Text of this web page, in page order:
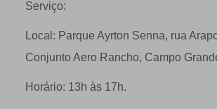
Serviço:
Local: Parque Ayrton Senna, rua
Conjunto Aero Rancho, Campo
Horário: 13h às 17h.